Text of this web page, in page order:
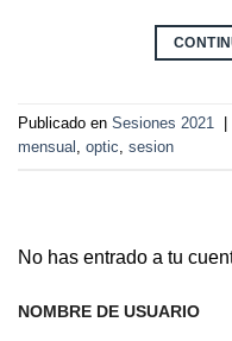
Publicado en Sesiones 2021
mensual , optic, sesion
No has entrado a tu
NOMBRE DE USUARIO